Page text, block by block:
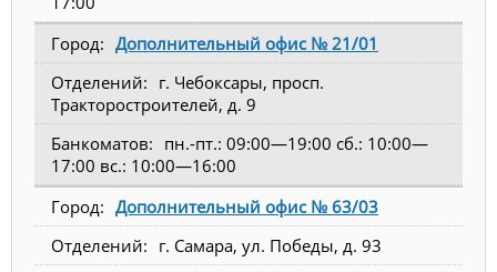
Дополнительный офис № 21/01
г. Чебоксары, просп.
Тракторостроителей, д. 9
пн.-пт.: 09:00—19:00 сб.: 10:00—
17:00 вс.: 10:00—16:00
Дополнительный офис № 63/03
г. Самара, ул. Победы, д. 93